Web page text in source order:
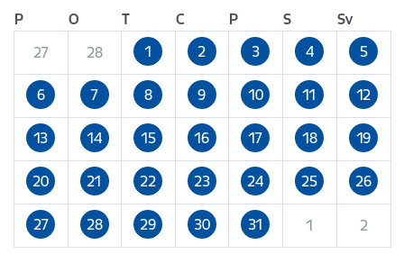
P O T C P S
Sv
27
28 1 2 3 4 5
6 7 8 9 10 11 12
13 14 15 16 17 18 19
20 21 22 23 24 25 26
27 28 29 30 31 1 2